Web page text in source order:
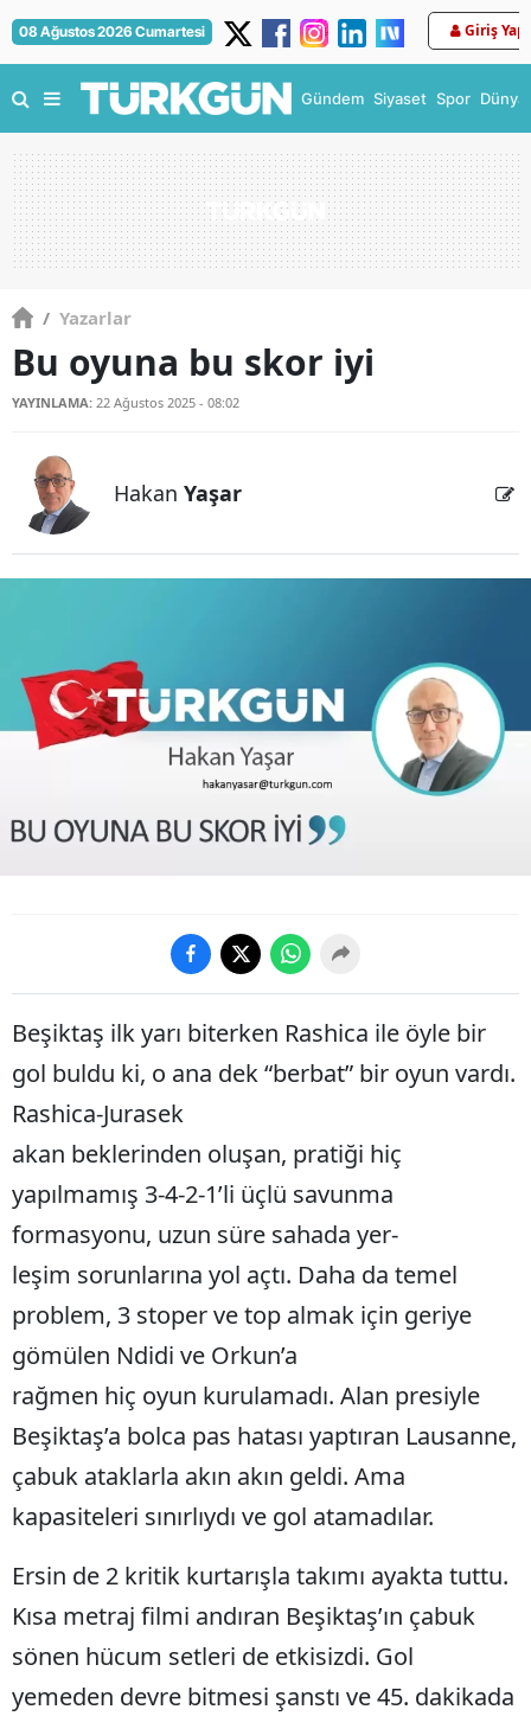
08 Ağustos 2026 Cumartesi Giriş Yap
Gündem Siyaset Spor Dünya
/ Yazarlar
Bu oyuna bu skor iyi
YAYINLAMA: 22 Ağustos 2025 - 08:02
Hakan Yaşar
Beşiktaş ilk yarı biterken Rashica ile öyle bir
gol buldu ki, o ana dek “berbat” bir oyun vardı.
Rashica-Jurasek
akan beklerinden oluşan, pratiği hiç
yapılmamış 3-4-2-1’li üçlü savunma
formasyonu, uzun süre sahada yer-
leşim sorunlarına yol açtı. Daha da temel
problem, 3 stoper ve top almak için geriye
gömülen Ndidi ve Orkun’a
rağmen hiç oyun kurulamadı. Alan presiyle
Beşiktaş’a bolca pas hatası yaptıran Lausanne,
çabuk ataklarla akın akın geldi. Ama
kapasiteleri sınırlıydı ve gol atamadılar.
Ersin de 2 kritik kurtarışla takımı ayakta tuttu.
Kısa metraj filmi andıran Beşiktaş’ın çabuk
sönen hücum setleri de etkisizdi. Gol
yemeden devre bitmesi şanstı ve 45. dakikada